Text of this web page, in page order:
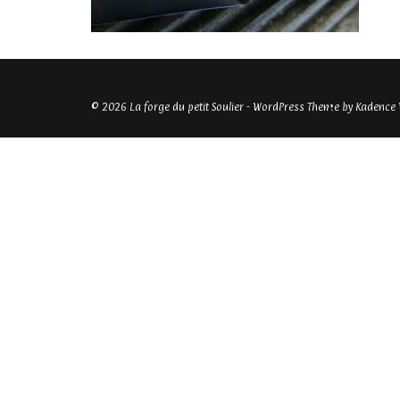
© 2026 La forge du petit Soulier - WordPress Theme by Kadence